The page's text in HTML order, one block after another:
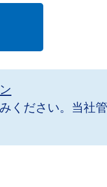
ください。当社